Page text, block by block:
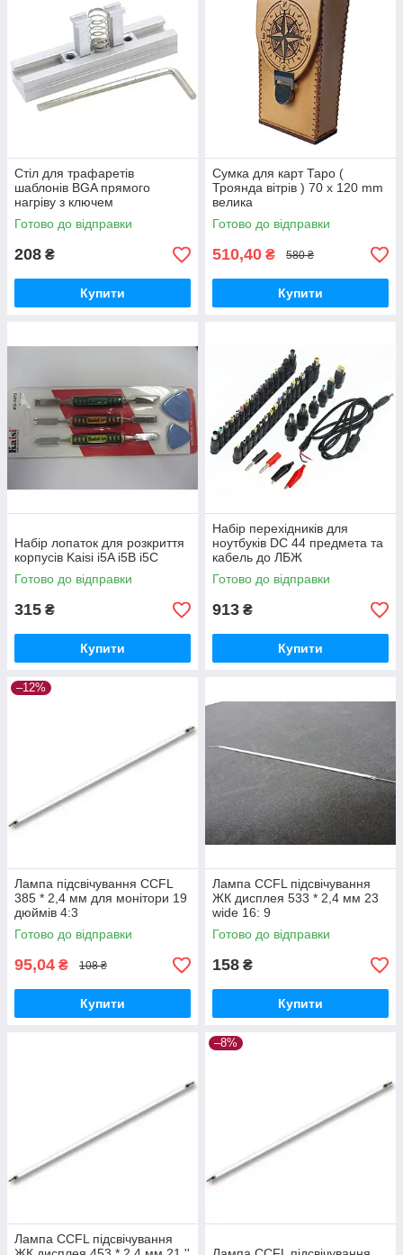
Стіл для трафаретів
шаблонів BGA прямого
нагріву з ключем
Готово до відправки
208 ₴
Купити
Сумка для карт Таро (
Троянда вітрів ) 70 x 120 mm
велика
Готово до відправки
510,40 ₴ 580 ₴
Купити
Набір лопаток для розкриття
корпусів Kaisi i5A i5B i5C
Готово до відправки
315 ₴
Купити
Набір перехідників для
ноутбуків DC 44 предмета та
кабель до ЛБЖ
Готово до відправки
913 ₴
Купити
–12%
Лампа підсвічування CCFL
385 * 2,4 мм для монітори 19
дюймів 4:3
Готово до відправки
95,04 ₴ 108 ₴
Купити
Лампа CCFL підсвічування
ЖК дисплея 533 * 2,4 мм 23
wide 16: 9
Готово до відправки
158 ₴
Купити
Лампа CCFL підсвічування
–8%